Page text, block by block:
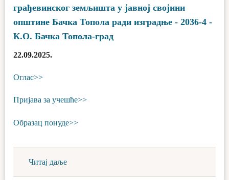
грађевинског земљишта у јавној својини
општине Бачка Топола ради изградње - 2036-4 -
К.О. Бачка Топола-град
22.09.2025.
Оглас>>
Пријава за учешће>>
Образац понуде>>
Читај даље